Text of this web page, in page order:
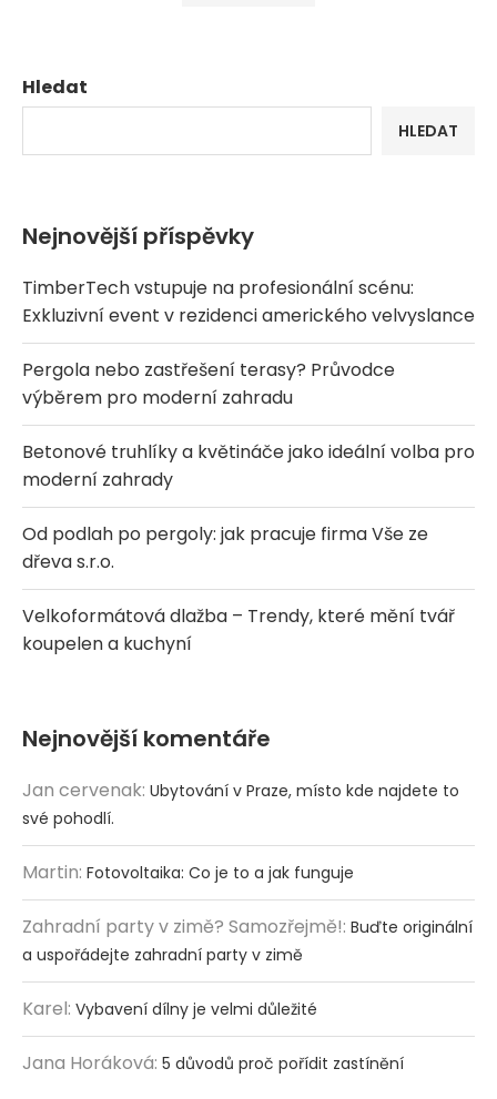
Hledat
HLEDAT
Nejnovější příspěvky
TimberTech vstupuje na profesionální scénu:
Exkluzivní event v rezidenci amerického velvyslance
Pergola nebo zastřešení terasy? Průvodce
výběrem pro moderní zahradu
Betonové truhlíky a květináče jako ideální volba pro
moderní zahrady
Od podlah po pergoly: jak pracuje firma Vše ze
dřeva s.r.o.
Velkoformátová dlažba – Trendy, které mění tvář
koupelen a kuchyní
Nejnovější komentáře
Jan cervenak: Ubytování v Praze, místo kde najdete to
své pohodlí.
Martin: Fotovoltaika: Co je to a jak funguje
Zahradní party v zimě? Samozřejmě!: Buďte originální
a uspořádejte zahradní party v zimě
Karel: Vybavení dílny je velmi důležité
Jana Horáková: 5 důvodů proč pořídit zastínění